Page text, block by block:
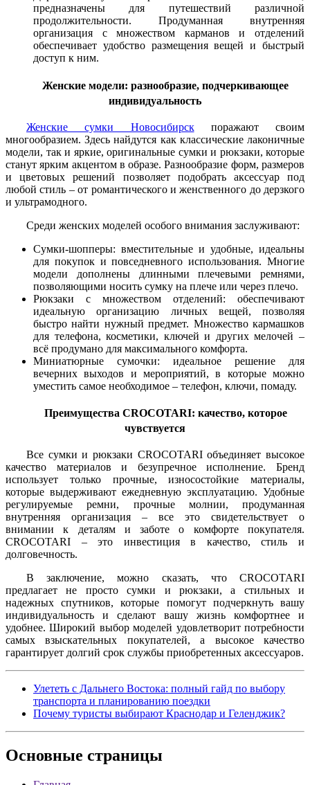
предназначены для путешествий различной
продолжительности. Продуманная внутренняя
организация с множеством карманов и отделений
обеспечивает удобство размещения вещей и быстрый
доступ к ним.
Женские модели: разнообразие, подчеркивающее
индивидуальность
Женские сумки Новосибирскпоражают своим
многообразием. Здесь найдутся как классические лаконичные
модели, так и яркие, оригинальные сумки и рюкзаки, которые
станут ярким акцентом в образе. Разнообразие форм, размеров
и цветовых решений позволяет подобрать аксессуар под
любой стиль – от романтического и женственного до дерзкого
и ультрамодного.
Среди женских моделей особого внимания заслуживают:
Сумки-шопперы: вместительные и удобные, идеальны
для покупок и повседневного использования. Многие
модели дополнены длинными плечевыми ремнями,
позволяющими носить сумку на плече или через плечо.
Рюкзаки с множеством отделений: обеспечивают
идеальную организацию личных вещей, позволяя
быстро найти нужный предмет. Множество кармашков
для телефона, косметики, ключей и других мелочей –
всё продумано для максимального комфорта.
Миниатюрные сумочки: идеальное решение для
вечерних выходов и мероприятий, в которые можно
уместить самое необходимое – телефон, ключи, помаду.
Преимущества CROCOTARI: качество, которое
чувствуется
Все сумки и рюкзаки CROCOTARI объединяет высокое
качество материалов и безупречное исполнение. Бренд
использует только прочные, износостойкие материалы,
которые выдерживают ежедневную эксплуатацию. Удобные
регулируемые ремни, прочные молнии, продуманная
внутренняя организация – все это свидетельствует о
внимании к деталям и заботе о комфорте покупателя.
CROCOTARI – это инвестиция в качество, стиль и
долговечность.
В заключение, можно сказать, что CROCOTARI
предлагает не просто сумки и рюкзаки, а стильных и
надежных спутников, которые помогут подчеркнуть вашу
индивидуальность и сделают вашу жизнь комфортнее и
удобнее. Широкий выбор моделей удовлетворит потребности
самых взыскательных покупателей, а высокое качество
гарантирует долгий срок службы приобретенных аксессуаров.
Улететь с Дальнего Востока: полный гайд по выбору
транспорта и планированию поездки
Почему туристы выбирают Краснодар и Геленджик?
Основные страницы